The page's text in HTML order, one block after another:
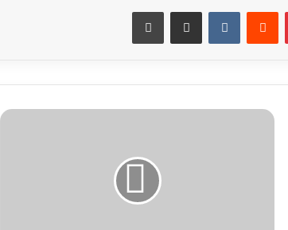
بينتيريست مشاركة عبر البريد طباعة
د.